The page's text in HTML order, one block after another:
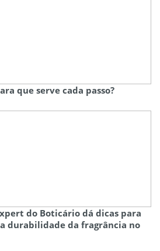
que serve cada passo?
do Boticário dá dicas para
durabilidade da fragrância no